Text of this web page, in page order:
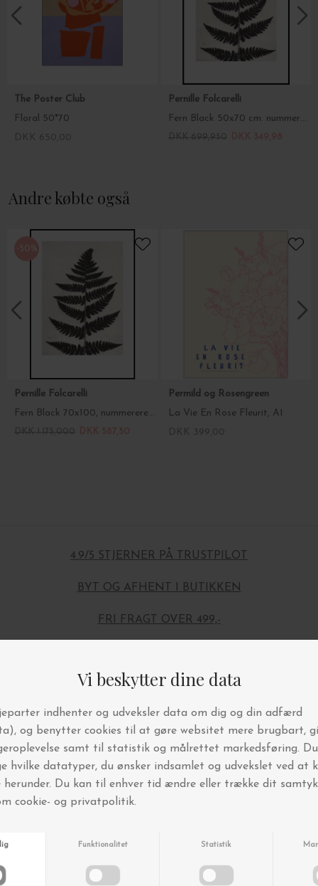
The Poster Club
Floral 50*70
Pernille Folcarelli
Fern Black 50x70 cm. nummereret artprint
Andre købte også
-50%
Pernille Folcarelli
Fern Black 70x100, nummereret tryk
Permild og Rosengreen
La Vie En Rose Fleurit, A1
4.9/5 STJERNER PÅ TRUSTPILOT
BYT OG AFHENT I BUTIKKEN
FRI FRAGT OVER 499,-
Andre købte også
-50% -50%